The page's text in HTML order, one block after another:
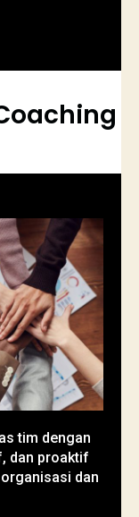
tim dengan
dan proaktif
dan